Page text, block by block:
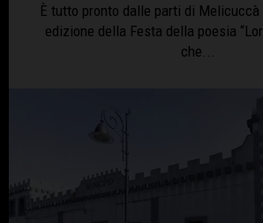
È tutto pronto dalle parti di Melicuccà
edizione della Festa della poesia
che...